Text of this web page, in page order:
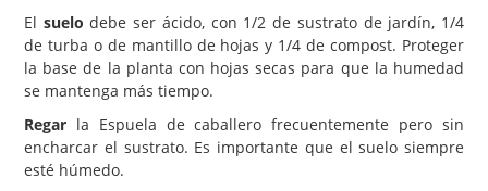
El suelo debe ser ácido, con 1/2 de sustrato de jardín, 1/4
de turba o de mantillo de hojas y 1/4 de compost. Proteger
la base de la planta con hojas secas para que la humedad
se mantenga más tiempo.
Regar la Espuela de caballero frecuentemente pero sin
encharcar el sustrato. Es importante que el suelo siempre
esté húmedo.